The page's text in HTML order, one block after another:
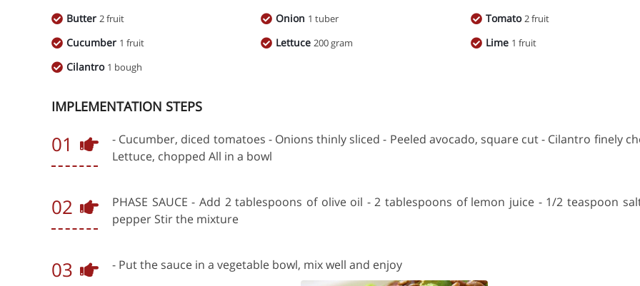
Butter 2 fruit Onion 1 tuber Tomato2 fruit
Cucumber 1 fruit Lettuce200 gram Lime 1 fruit
Cilantro 1 bough
IMPLEMENTATION STEPS
01
- Cucumber, diced tomatoes - Onions thinly sliced - Peeled avocado, square cut - Cilantro finely
Lettuce, chopped All in a bowl
02
PHASE SAUCE - Add 2 tablespoons of olive oil - 2 tablespoons of lemon juice - 1/2 teaspoon
pepper Stir the mixture
03 - Put the sauce in a vegetable bowl, mix well and enjoy